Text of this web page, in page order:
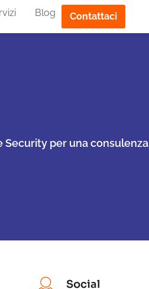
Blog Contattaci
Security per una consulenza
Social